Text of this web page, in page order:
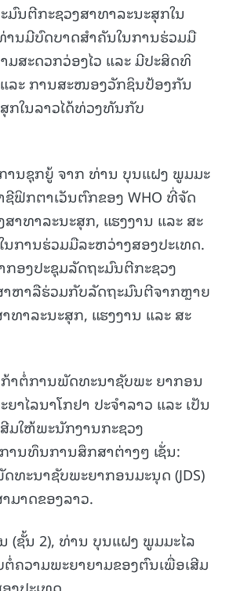
ນຕີກະຊວງສາທາລະນະສຸກໃນ
ານມີບົດບາດສຳຄັນໃນການຮ່ວມມື
ສະດວກວ່ອງໄວ ແລະ ມີປະສິດທິ
ລະ ການສະໜອງວັກຊິນປ້ອງກັນ
ກໃນລາວໄດ້ທ່ວງທັນກັບ
ານຊຸກຍູ້ ຈາກ ທ່ານ ບຸນແຝງ ພູມມະ
ຟິກຕາເວັນຕົກຂອງ WHO ທີ່ຈັດ
າທາລະນະສຸກ, ແຮງງານ ແລະ ສະ
ການຮ່ວມມືລະຫວ່າງສອງປະເທດ.
ກອງປະຊຸມລັດຖະມົນຕີກະຊວງ
າຫາລືຮ່ວມກັບລັດຖະມົນຕີຈາກຫຼາຍ
າລະນະສຸກ, ແຮງງານ ແລະ ສະ
າຕໍ່ການພັດທະນາຊັບພະ ຍາກອນ
ໄລນາໂກຢາ ປະຈຳລາວ ແລະ ເປັນ
ມໃຫ້ພະນັກງານກະຊວງ
ານທຶນການສຶກສາຕ່າງໆ ເຊັ່ນ:
ທະນາຊັບພະຍາກອນມະນຸດ (JDS)
ມາດຂອງລາວ.
(ຊັ້ນ 2), ທ່ານ ບຸນແຝງ ພູມມະໄລ
ຄວາມພະຍາຍາມຂອງຕົນເພື່ອເສີມ